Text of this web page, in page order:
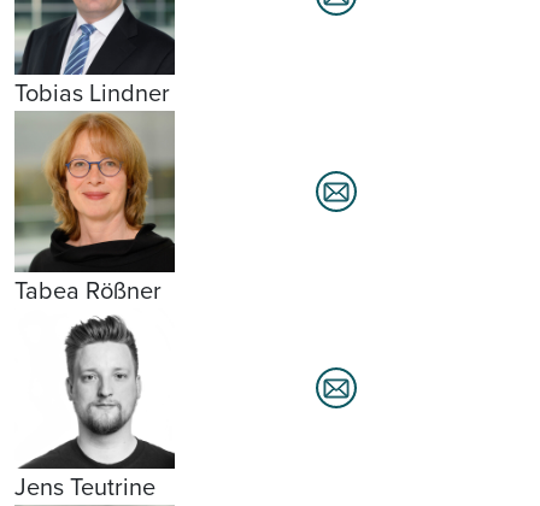
Tobias Lindner
Tabea Rößner
Jens Teutrine